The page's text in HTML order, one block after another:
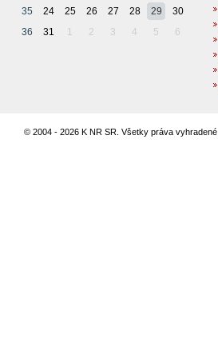
35
24 25 26 27 28 29
30
36
31 1 2 3 4 5 6
© 2004 - 2026 K NR SR. Všetky práva vyhradené.